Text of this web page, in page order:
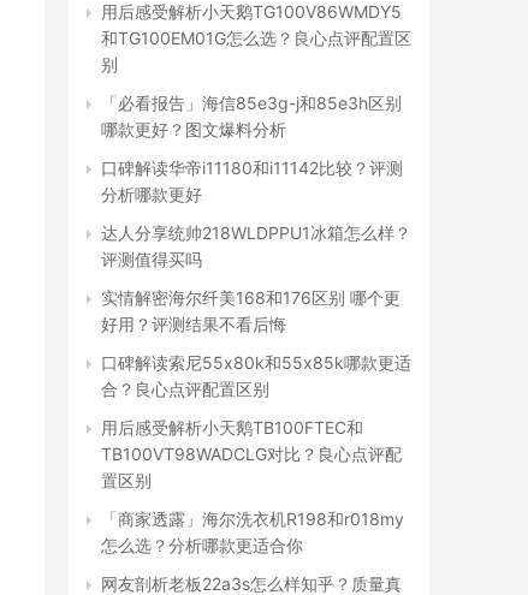
用后感受解析小天鹅TG100V86WMDY5
和TG100EM01G怎么选？良心点评配置区
别
「必看报告」海信85e3g-j和85e3h区别
哪款更好？图文爆料分析
口碑解读华帝i11180和i11142比较？评测
分析哪款更好
达人分享统帅218WLDPPU1冰箱怎么样？
评测值得买吗
实情解密海尔纤美168和176区别 哪个更
好用？评测结果不看后悔
口碑解读索尼55x80k和55x85k哪款更适
合？良心点评配置区别
用后感受解析小天鹅TB100FTEC和
TB100VT98WADCLG对比？良心点评配
置区别
「商家透露」海尔洗衣机R198和r018my
怎么选？分析哪款更适合你
网友剖析老板22a3s怎么样知乎？质量真